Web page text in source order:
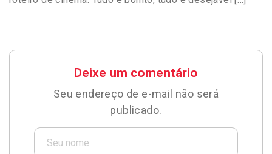
Deixe um comentário
Seu endereço de e-mail não será
publicado.